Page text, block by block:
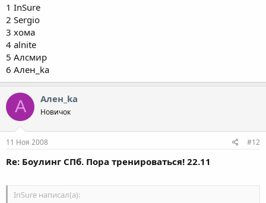
1 InSure
2 Sergio
3 хома
4 alnite
5 Алсмир
6 Ален_ka
А Ален_ka
Новичок
11 Ноя 2008 #12
Re: Боулинг СПб. Пора тренироваться! 22.11
InSure написал(а):